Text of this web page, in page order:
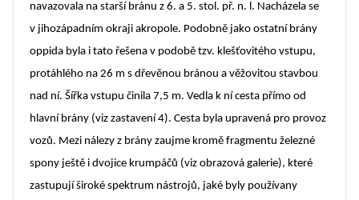
navazovala na starší bránu z 6. a 5. stol. př. n. l. Nacházela se
v jihozápadním okraji akropole. Podobně jako ostatní brány
oppida byla i tato řešena v podobě tzv. klešťovitého vstupu,
protáhlého na 26 m s dřevěnou bránou a věžovitou stavbou
nad ní. Šířka vstupu činila 7,5 m. Vedla k ní cesta přímo od
hlavní brány (viz zastavení 4). Cesta byla upravená pro provoz
vozů. Mezi nálezy z brány zaujme kromě fragmentu železné
spony ještě i dvojice krumpáčů (viz obrazová galerie), které
zastupují široké spektrum nástrojů, jaké byly používany